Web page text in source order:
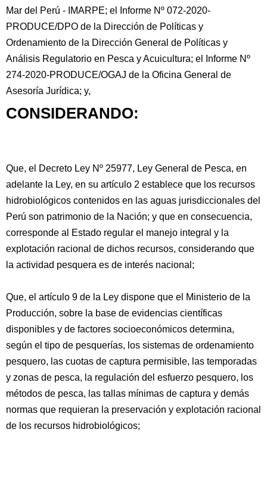
Mar del Perú - IMARPE; el Informe Nº 072-2020-
PRODUCE/DPO de la Dirección de Políticas y
Ordenamiento de la Dirección General de Políticas y
Análisis Regulatorio en Pesca y Acuicultura; el Informe Nº
274-2020-PRODUCE/OGAJ de la Oficina General de
Asesoría Jurídica; y,
CONSIDERANDO:
Que, el Decreto Ley Nº 25977, Ley General de Pesca, en
adelante la Ley, en su artículo 2 establece que los recursos
hidrobiológicos contenidos en las aguas jurisdiccionales del
Perú son patrimonio de la Nación; y que en consecuencia,
corresponde al Estado regular el manejo integral y la
explotación racional de dichos recursos, considerando que
la actividad pesquera es de interés nacional;
Que, el artículo 9 de la Ley dispone que el Ministerio de la
Producción, sobre la base de evidencias científicas
disponibles y de factores socioeconómicos determina,
según el tipo de pesquerías, los sistemas de ordenamiento
pesquero, las cuotas de captura permisible, las temporadas
y zonas de pesca, la regulación del esfuerzo pesquero, los
métodos de pesca, las tallas mínimas de captura y demás
normas que requieran la preservación y explotación racional
de los recursos hidrobiológicos;